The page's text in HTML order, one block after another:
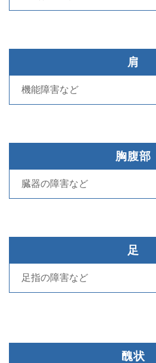
肩
機能障害など
胸腹部
臓器の障害など
足
足指の障害など
醜状